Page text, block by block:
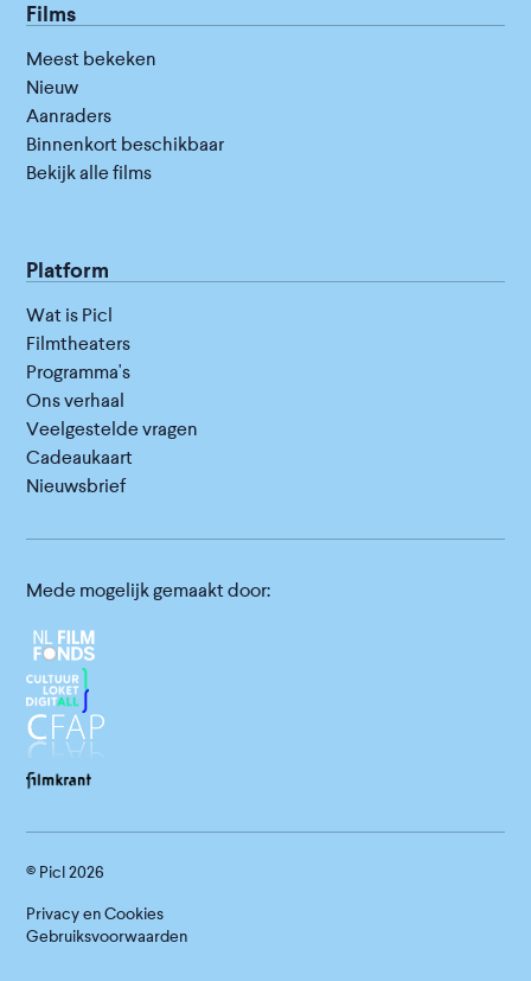
Films
Meest bekeken
Nieuw
Aanraders
Binnenkort beschikbaar
Bekijk alle films
Platform
Wat is Picl
Filmtheaters
Programma's
Ons verhaal
Veelgestelde vragen
Cadeaukaart
Nieuwsbrief
Mede mogelijk gemaakt door:
© Picl2026
Privacy en Cookies
Gebruiksvoorwaarden